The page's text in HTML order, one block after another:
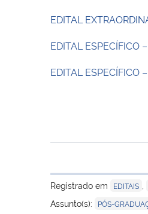
EDITAL
EDITAL ESPECÍFICO
EDITAL ESPECÍFICO
Registrado em
EDITAIS
Assunto(s): PÓS-